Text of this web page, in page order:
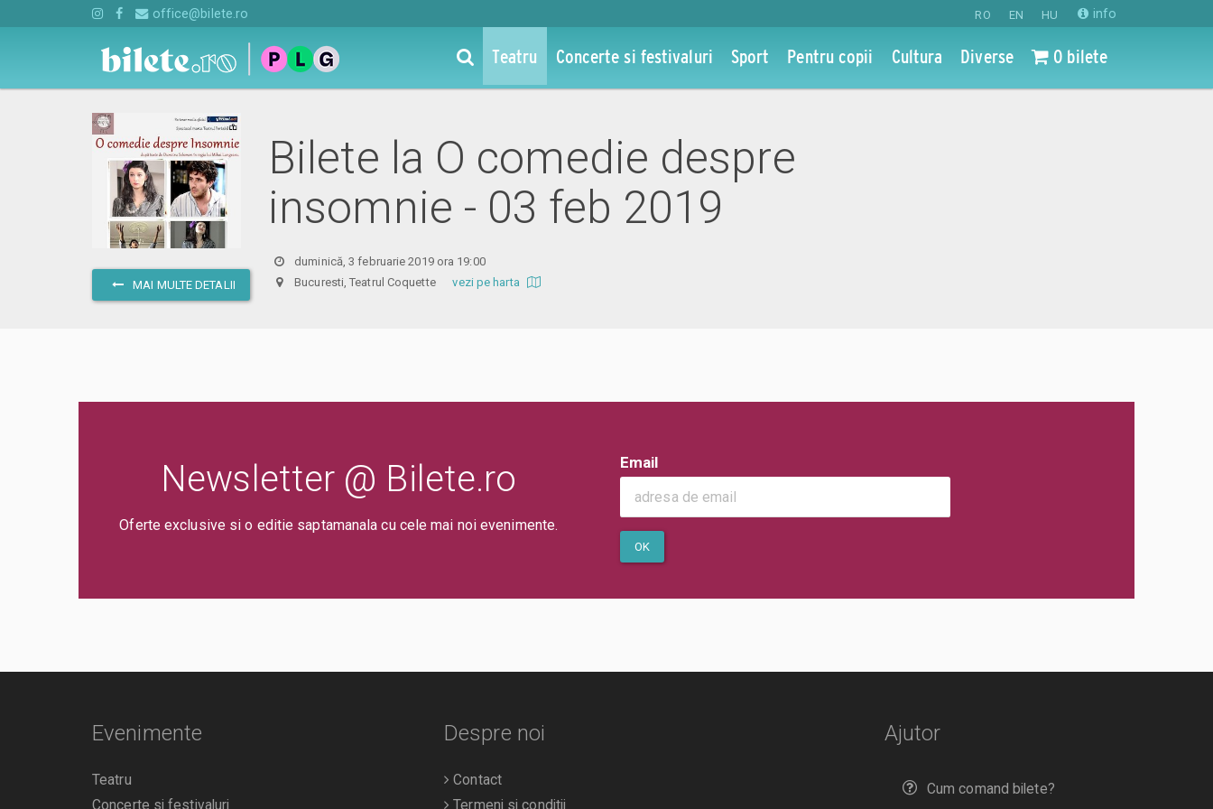
RO EN HU info
office@bilete.ro
Teatru Concerte si festivaluri Sport Pentru copii Cultura Diverse 0 bilete
MAI MULTE DETALII
Bilete la O comedie despre
insomnie - 03 feb 2019
duminică, 3 februarie 2019 ora 19:00
Bucuresti, Teatrul Coquettevezi pe harta
Newsletter @ Bilete.ro
Oferte exclusive si o editie saptamanala cu cele mai noi evenimente.
Email
OK
Ajutor
Cum comand bilete?
Evenimente
Teatru
Concerte si festivaluri
Despre noi
Contact
Termeni si conditii